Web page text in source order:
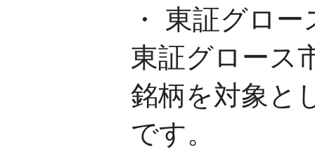
・ 東証グロ
東証グロース
銘柄を対象と
です。